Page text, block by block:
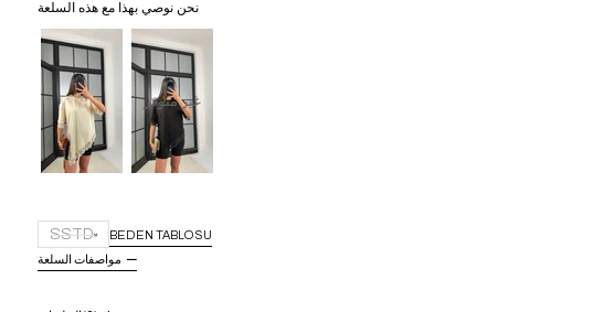
نحن نوصي بهذا مع هذه السلعة
غير متوفر
SSTD
BEDEN TABLOSU
مواصفات السلعة